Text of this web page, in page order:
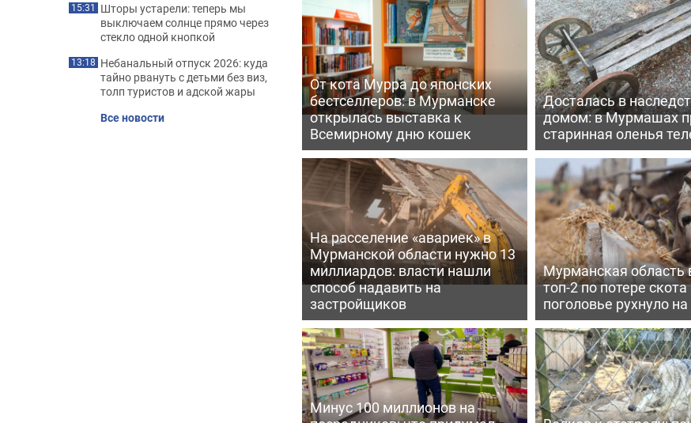
От кота Мурра до японских
бестселлеров: в Мурманске
открылась выставка к
Всемирному дню кошек
Досталась в
домом: в Мурмашах
старинная оленья
На расселение «авариек» в
Мурманской области нужно 13
миллиардов: власти нашли
способ надавить на
застройщиков
Мурманская область
топ-2 по потере
поголовье рухнуло на
Минус 100 миллионов на
15:31 Шторы устарели: теперь мы
выключаем солнце прямо через
стекло одной кнопкой
13:18 Небанальный отпуск 2026: куда
тайно рвануть с детьми без виз,
толп туристов и адской жары
Все новости